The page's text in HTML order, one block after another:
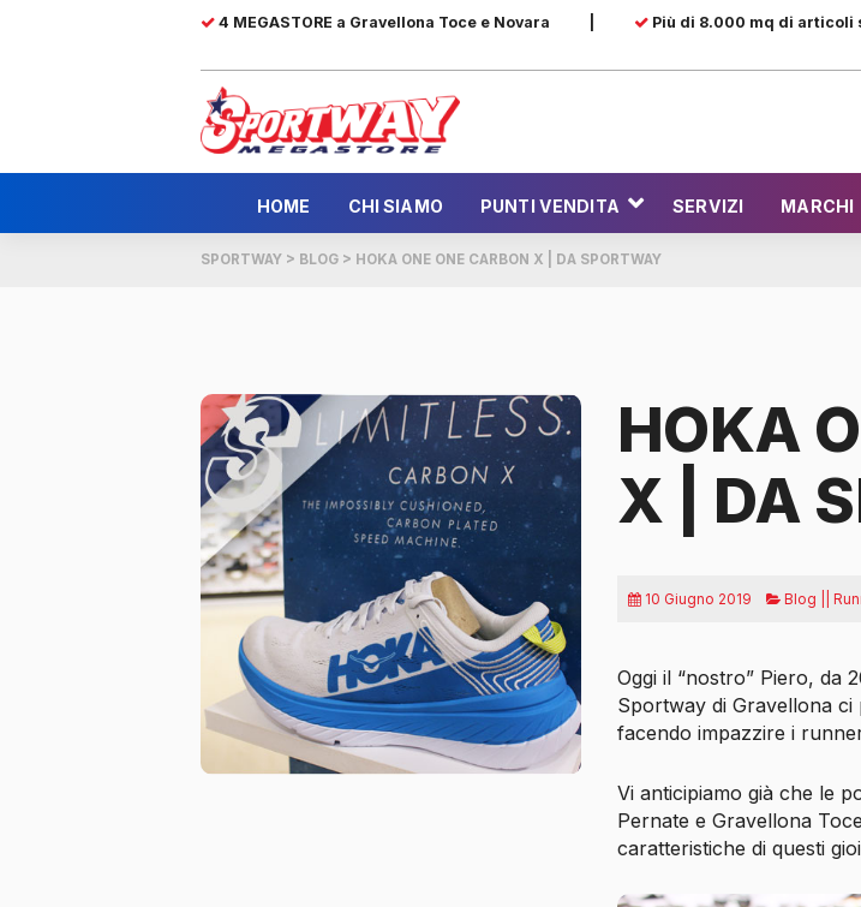
4 MEGASTORE a Gravellona Toce e Novara
Più di 8.000 mq di articoli
HOME CHI SIAMO PUNTI VENDITA SERVIZI MARCHI
SPORTWAY > BLOG > HOKA ONE ONE CARBON X | DA SPORTWAY
HOKA
X | DA
10 Giugno 2019 Blog ||
Oggi il “nostro” Piero, da
Sportway di Gravellona ci
facendo impazzire i
Vi anticipiamo già che le
Pernate e Gravellona
caratteristiche di questi